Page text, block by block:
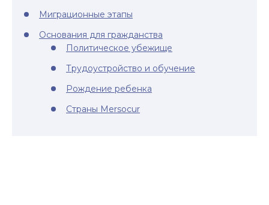
Миграционные этапы
Основания для гражданства
Политическое убежище
Трудоустройство и обучение
Рождение ребенка
Страны Mersocur